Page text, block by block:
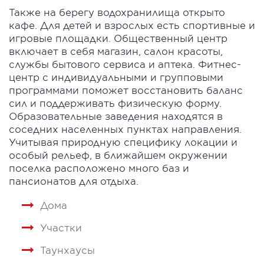
Также на берегу водохранилища открыто
кафе. Для детей и взрослых есть спортивные и
игровые площадки. Общественный центр
включает в себя магазин, салон красоты,
службы бытового сервиса и аптека. Фитнес-
центр с индивидуальными и групповыми
программами поможет восстановить баланс
сил и поддерживать физическую форму.
Образовательные заведения находятся в
соседних населенных пунктах направления.
Учитывая природную специфику локации и
особый рельеф, в ближайшем окружении
поселка расположено много баз и
пансионатов для отдыха.
Дома
Участки
Таунхаусы